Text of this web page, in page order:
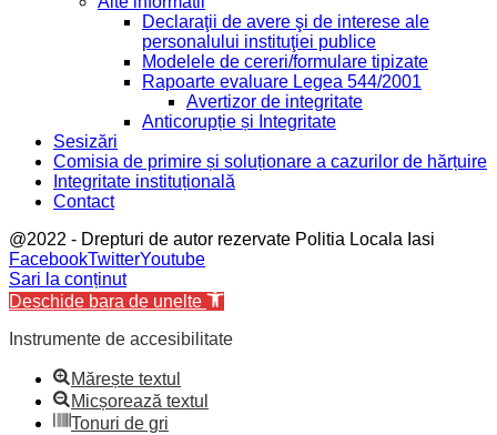
Declaraţii de avere şi de interese ale
personalului instituţiei publice
Modelele de cereri/formulare tipizate
Rapoarte evaluare Legea 544/2001
Avertizor de integritate
Anticorupție și Integritate
Sesizări
Comisia de primire și soluționare a cazurilor de hărțuire
Integritate instituțională
Contact
@2022 - Drepturi de autor rezervate Politia Locala Iasi
FacebookTwitterYoutube
Sari la conținut
Deschide bara de unelte
Instrumente de accesibilitate
Mărește textul
Micșorează textul
Tonuri de gri